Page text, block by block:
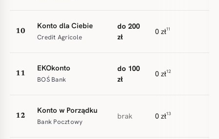
10
Konto dla Ciebie
Credit Agricole
do 200
zł
0 zł¹¹
11
EKOkonto
BOŚ Bank
do 100
zł
0 zł¹²
12
Konto w Porządku
Bank Pocztowy
brak 0 zł¹³